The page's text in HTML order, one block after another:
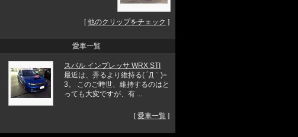
[他のクリップをチェック ]
愛車一覧
スバル インプレッサ WRX STI
最近は、弄るより維持る( ´Д｀)=
3。 このご時世、維持するのはと
っても大変ですが、有 ...
[愛車一覧 ]